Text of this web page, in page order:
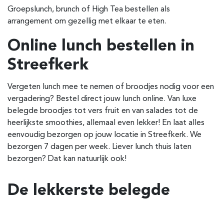
Groepslunch, brunch of High Tea bestellen als
arrangement om gezellig met elkaar te eten.
Online lunch bestellen in
Streefkerk
Vergeten lunch mee te nemen of broodjes nodig voor een
vergadering? Bestel direct jouw lunch online. Van luxe
belegde broodjes tot vers fruit en van salades tot de
heerlijkste smoothies, allemaal even lekker! En laat alles
eenvoudig bezorgen op jouw locatie in Streefkerk. We
bezorgen 7 dagen per week. Liever lunch thuis laten
bezorgen? Dat kan natuurlijk ook!
De lekkerste belegde